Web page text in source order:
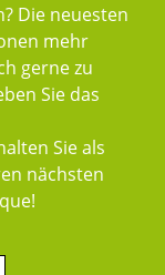
Die neuesten
mehr
gerne zu
Sie das
Sie als
nächsten